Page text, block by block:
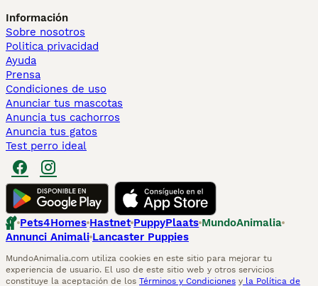
Información
Sobre nosotros
Politica privacidad
Ayuda
Prensa
Condiciones de uso
Anunciar tus mascotas
Anuncia tus cachorros
Anuncia tus gatos
Test perro ideal
Pets4Homes Hastnet PuppyPlaats MundoAnimalia
Annunci Animali Lancaster Puppies
MundoAnimalia.com utiliza cookies en este sitio para mejorar tu
experiencia de usuario. El uso de este sitio web y otros servicios
constituye la aceptación de los Términos y Condiciones y la Política de